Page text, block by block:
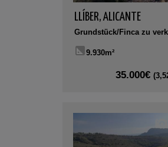
LLÍBER, ALICANTE
Grundstück/Finca zu
9.930m²
35.000€